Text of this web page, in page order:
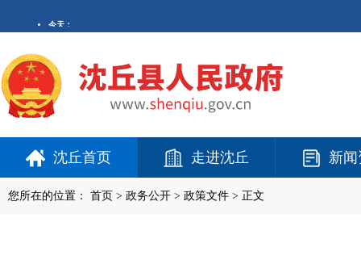
沈丘首页 走进沈丘 新
您所在的位置： 首页 > 政务公开 > 政策文件 > 正文